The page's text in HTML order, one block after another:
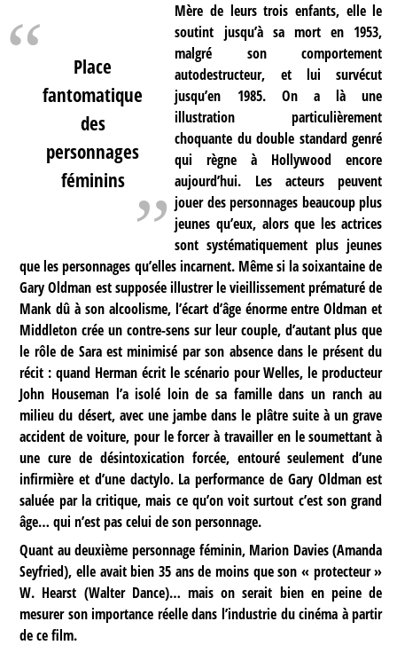
Place
fantomatique
des
personnages
féminins
Mère de leurs trois enfants, elle le
soutint jusqu’à sa mort en 1953,
malgré son comportement
autodestructeur, et lui survécut
jusqu’en 1985. On a là une
illustration particulièrement
choquante du double standard genré
qui règne à Hollywood encore
aujourd’hui. Les acteurs peuvent
jouer des personnages beaucoup plus
jeunes qu’eux, alors que les actrices
sont systématiquement plus jeunes
que les personnages qu’elles incarnent. Même si la soixantaine de
Gary Oldman est supposée illustrer le vieillissement prématuré de
Mank dû à son alcoolisme, l’écart d’âge énorme entre Oldman et
Middleton crée un contre-sens sur leur couple, d’autant plus que
le rôle de Sara est minimisé par son absence dans le présent du
récit : quand Herman écrit le scénario pour Welles, le producteur
John Houseman l’a isolé loin de sa famille dans un ranch au
milieu du désert, avec une jambe dans le plâtre suite à un grave
accident de voiture, pour le forcer à travailler en le soumettant à
une cure de désintoxication forcée, entouré seulement d’une
infirmière et d’une dactylo. La performance de Gary Oldman est
saluée par la critique, mais ce qu’on voit surtout c’est son grand
âge… qui n’est pas celui de son personnage.
Quant au deuxième personnage féminin, Marion Davies (Amanda
Seyfried), elle avait bien 35 ans de moins que son « protecteur »
W. Hearst (Walter Dance)… mais on serait bien en peine de
mesurer son importance réelle dans l’industrie du cinéma à partir
de ce film.